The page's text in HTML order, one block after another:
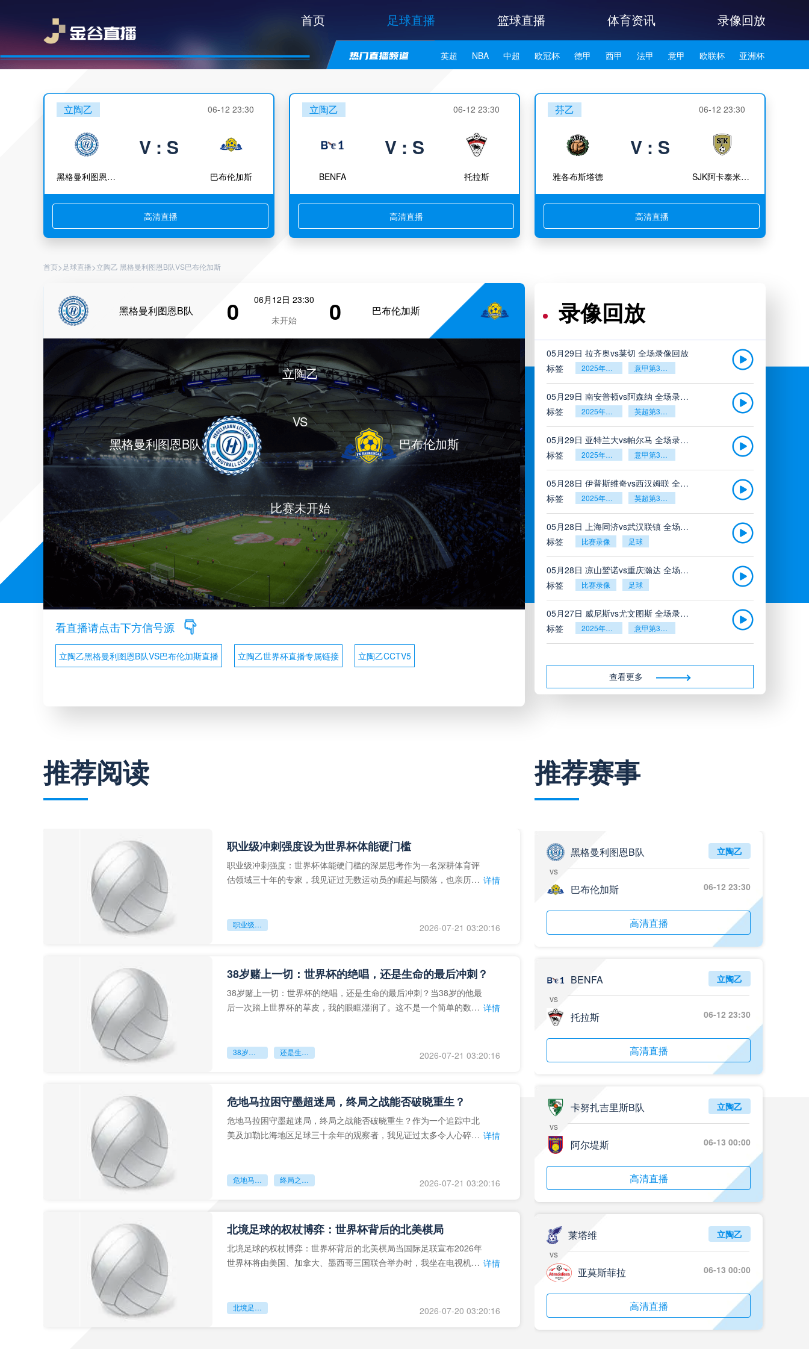
首页 足球直播 篮球直播 体育资讯 录像回放
英超 NBA 中超 欧冠杯 德甲 西甲 法甲 意甲 欧联杯 亚洲杯
立陶乙 06-12 23:30
黑格曼利图恩B队
V : S
巴布伦加斯
高清直播
立陶乙 06-12 23:30
BENFA
V : S
托拉斯
高清直播
芬乙 06-12 23:30
雅各布斯塔德
V : S
SJK阿卡泰米阿B队
高清直播
首页> 足球直播>立陶乙 黑格曼利图恩B队VS巴布伦加斯
黑格曼利图恩B队 0
06月12日 23:30
未开始
0 巴布伦加斯
黑格曼利图恩B队
立陶乙
VS
比赛未开始
巴布伦加斯
看直播请点击下方信号源
立陶乙黑格曼利图恩B队VS巴布伦加斯直播 立陶乙世界杯直播专属链接 立陶乙CCTV5
录像回放
05月29日 拉齐奥vs莱切 全场录像回放
标签
2025年5月26日 意甲第38轮
05月29日 南安普顿vs阿森纳 全场录像回放
标签
2025年5月26日 英超第38轮
05月29日 亚特兰大vs帕尔马 全场录像回放
标签
2025年5月26日 意甲第38轮
05月28日 伊普斯维奇vs西汉姆联 全场录像回放
标签
2025年5月26日 英超第38轮
05月28日 上海同济vs武汉联镇 全场录像
标签
比赛录像 足球
05月28日 凉山鹫诺vs重庆瀚达 全场录像
标签
比赛录像 足球
05月27日 威尼斯vs尤文图斯 全场录像回放
标签
2025年5月26日 意甲第38轮
标签
比赛录像 西甲
05月26日 AC米兰vs蒙扎全场录像回放
标签
标签
标签
2025年5月24日
标签
欧联杯决赛
标签
标签
标签
2024年5月21日 足协杯第3轮
标签
2024年5月21日
标签
比赛录像
标签
比赛录像 成都蓉城
标签
标签
比赛录像
05月22日 水晶宫vs狼队 全场录像回放
查看更多
推荐阅读
职业级冲刺强度设为世界杯体能硬门槛
职业级冲刺强度：世界杯体能硬门槛的深层思考作为一名深耕体育评
估领域三十年的专家，我见证过无数运动员的崛起与陨落，也亲历了 详情
职业级冲刺强度设为世界杯体能硬门槛 2026-07-21 03:20:16
38岁赌上一切：世界杯的绝唱，还是生命的最后冲刺？
38岁赌上一切：世界杯的绝唱，还是生命的最后冲刺？当38岁的他最
后一次踏上世界杯的草皮，我的眼眶湿润了。这不是一个简单的数
详情
38岁赌上一切：世界杯的绝唱 还是生命的最后冲刺？ 2026-07-21 03:20:16
危地马拉困守墨超迷局，终局之战能否破晓重生？
危地马拉困守墨超迷局，终局之战能否破晓重生？作为一个追踪中北
美及加勒比海地区足球三十余年的观察者，我见证过太多令人心碎的 详情
危地马拉困守墨超迷局 终局之战能否破晓重生？ 2026-07-21 03:20:16
北境足球的权杖博弈：世界杯背后的北美棋局
北境足球的权杖博弈：世界杯背后的北美棋局当国际足联宣布2026年
世界杯将由美国、加拿大、墨西哥三国联合举办时，我坐在电视机
详情
北境足球的权杖博弈：世界杯背后的北美棋局 2026-07-20 03:20:16
推荐赛事
黑格曼利图恩B队
vs
巴布伦加斯
立陶乙
06-12 23:30
高清直播
BENFA
vs
托拉斯
立陶乙
06-12 23:30
高清直播
卡努扎吉里斯B队
vs
阿尔堤斯
立陶乙
06-13 00:00
高清直播
莱塔维
vs
亚莫斯菲拉
立陶乙
06-13 00:00
高清直播